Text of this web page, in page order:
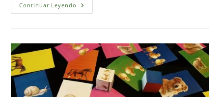
Continuar Leyendo Educarecursos,
La
Comprar
Y
Vender
Recursos
Educativos.